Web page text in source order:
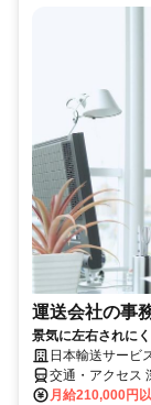
運送会社の事
景気に左右されに
日本輸送サービ
交通・アクセス
月給210,000円